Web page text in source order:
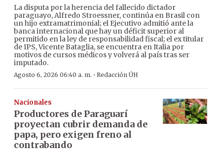
La disputa por la herencia del fallecido dictador
paraguayo, Alfredo Stroessner, continúa en Brasil con
un hijo extramatrimonial; el Ejecutivo admitió ante la
banca internacional que hay un déficit superior al
permitido en la ley de responsabilidad fiscal; el ex titular
de IPS, Vicente Bataglia, se encuentra en Italia por
motivos de cursos médicos y volverá al país tras ser
imputado.
Agosto 6, 2026 06:40 a. m. · Redacción ÚH
Nacionales
Productores de Paraguarí
proyectan cubrir demanda de
papa, pero exigen freno al
contrabando